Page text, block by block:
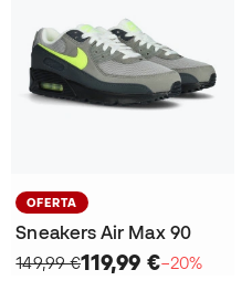
OFERTA
Sneakers Air Max 90
149,99 €119,99 €−20%